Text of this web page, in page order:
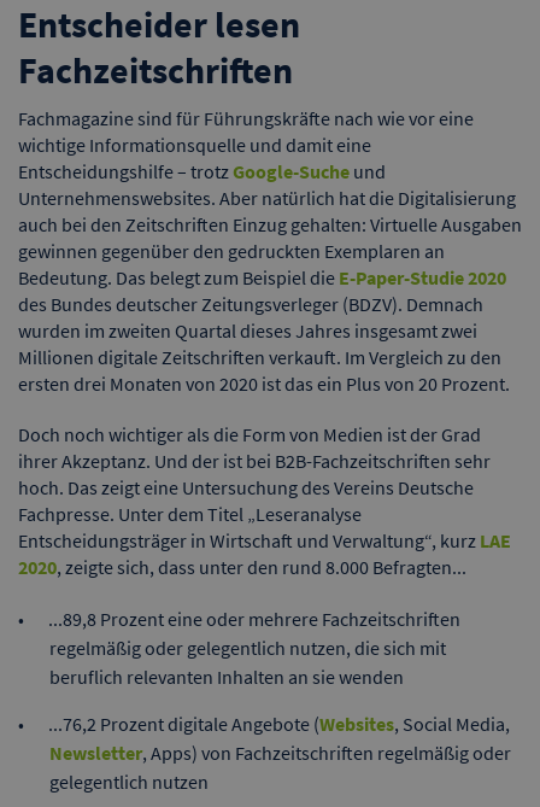
Entscheider lesen
Fachzeitschriften
Fachmagazine sind für Führungskräfte nach wie vor eine
wichtige Informationsquelle und damit eine
Entscheidungshilfe – trotzGoogle-Suche und
Unternehmenswebsites. Aber natürlich hat die Digitalisierung
auch bei den Zeitschriften Einzug gehalten: Virtuelle Ausgaben
gewinnen gegenüber den gedruckten Exemplaren an
Bedeutung. Das belegt zum Beispiel die E-Paper-Studie 2020
des Bundes deutscher Zeitungsverleger (BDZV). Demnach
wurden im zweiten Quartal dieses Jahres insgesamt zwei
Millionen digitale Zeitschriften verkauft. Im Vergleich zu den
ersten drei Monaten von 2020 ist das ein Plus von 20 Prozent.
Doch noch wichtiger als die Form von Medien ist der Grad
ihrer Akzeptanz. Und der ist bei B2B-Fachzeitschriften sehr
hoch. Das zeigt eine Untersuchung des Vereins Deutsche
Fachpresse. Unter dem Titel „Leseranalyse
Entscheidungsträger in Wirtschaft und Verwaltung“, kurz LAE
2020, zeigte sich, dass unter den rund 8.000 Befragten...
...89,8 Prozent eine oder mehrere Fachzeitschriften
regelmäßig oder gelegentlich nutzen, die sich mit
beruflich relevanten Inhalten an sie wenden
...76,2 Prozent digitale Angebote (Websites, Social Media,
Newsletter, Apps) von Fachzeitschriften regelmäßig oder
gelegentlich nutzen